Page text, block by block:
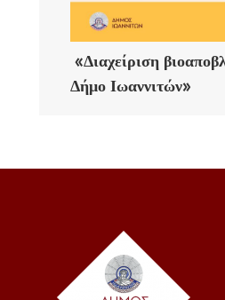
«Διαχείριση
Δήμο Ιωαννιτών»